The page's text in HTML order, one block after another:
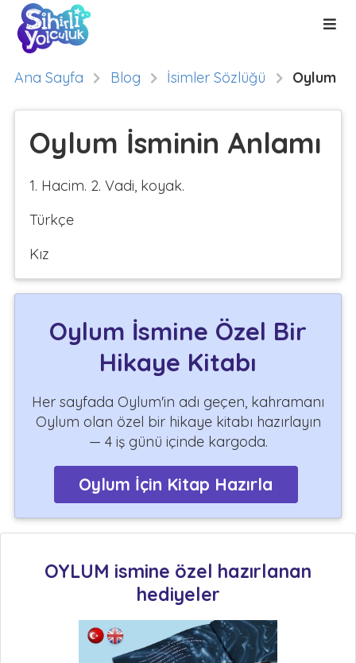
Ana Sayfa Blog İsimler Sözlüğü Oylum
Oylum İsminin Anlamı
1. Hacim. 2. Vadi, koyak.
Türkçe
Kız
Oylum İsmine Özel Bir
Hikaye Kitabı
Her sayfada Oylum'in adı geçen, kahramanı
Oylum olan özel bir hikaye kitabı hazırlayın
— 4 iş günü içinde kargoda.
Oylum İçin Kitap Hazırla
OYLUM ismine özel hazırlanan
hediyeler